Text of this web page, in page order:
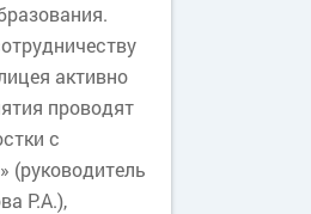
активно
проводят
с
(руководитель
Р.А.),